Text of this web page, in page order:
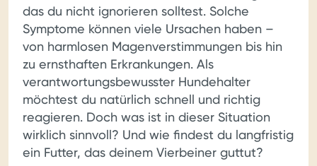
das du nicht ignorieren solltest. Solche
Symptome können viele Ursachen haben –
von harmlosen Magenverstimmungen bis hin
zu ernsthaften Erkrankungen. Als
verantwortungsbewusster Hundehalter
möchtest du natürlich schnell und richtig
reagieren. Doch was ist in dieser Situation
wirklich sinnvoll? Und wie findest du langfristig
ein Futter, das deinem Vierbeiner guttut?